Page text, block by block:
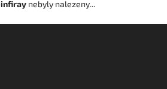
infiray nebyly nalezeny...